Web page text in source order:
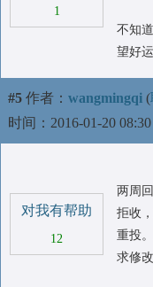
1
不知
望好运
#5 作者： wangmingqi (
时间：2016-01-20 08:30
对我有帮助
12
两周
拒收
重投
求修